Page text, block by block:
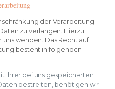
der Verarbeitung
zu verlangen. Hierzu
wenden. Das Recht auf
besteht in folgenden
Ihrer bei uns gespeicherten
bestreiten, benötigen wir